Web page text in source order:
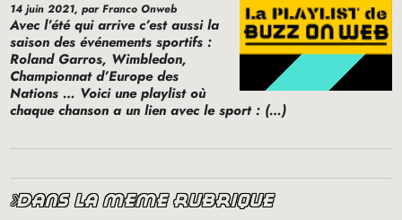
14 juin 2021, par Franco Onweb
Avec l’été qui arrive c’est aussi la
saison des événements sportifs :
Roland Garros, Wimbledon,
Championnat d’Europe des
Nations … Voici une playlist où
chaque chanson a un lien avec le sport : (…)
dans la même rubrique